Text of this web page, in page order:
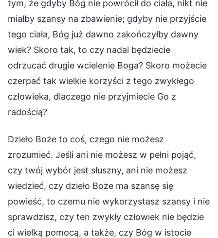
tym, że gdyby Bóg nie powrócił do ciała, nikt nie
miałby szansy na zbawienie; gdyby nie przyjście
tego ciała, Bóg już dawno zakończyłby dawny
wiek? Skoro tak, to czy nadal będziecie
odrzucać drugie wcielenie Boga? Skoro możecie
czerpać tak wielkie korzyści z tego zwykłego
człowieka, dlaczego nie przyjmiecie Go z
radością?
Dzieło Boże to coś, czego nie możesz
zrozumieć. Jeśli ani nie możesz w pełni pojąć,
czy twój wybór jest słuszny, ani nie możesz
wiedzieć, czy dzieło Boże ma szansę się
powieść, to czemu nie wykorzystasz szansy i nie
sprawdzisz, czy ten zwykły człowiek nie będzie
ci wielką pomocą, a także, czy Bóg w istocie